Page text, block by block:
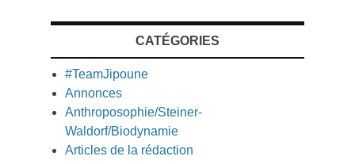
CATÉGORIES
#TeamJipoune
Annonces
Anthroposophie/Steiner-
Waldorf/Biodynamie
Articles de la rédaction